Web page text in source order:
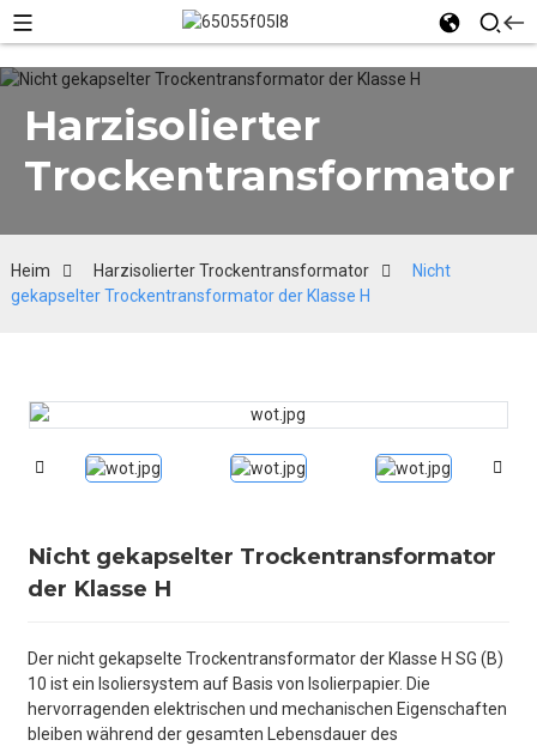
Harzisolierter
Trockentransformator
Heim Harzisolierter Trockentransformator
Nicht
gekapselter Trockentransformator der Klasse H
Nicht gekapselter Trockentransformator
der Klasse H
Der nicht gekapselte Trockentransformator der Klasse H SG (B)
10 ist ein Isoliersystem auf Basis von Isolierpapier. Die
hervorragenden elektrischen und mechanischen Eigenschaften
bleiben während der gesamten Lebensdauer des